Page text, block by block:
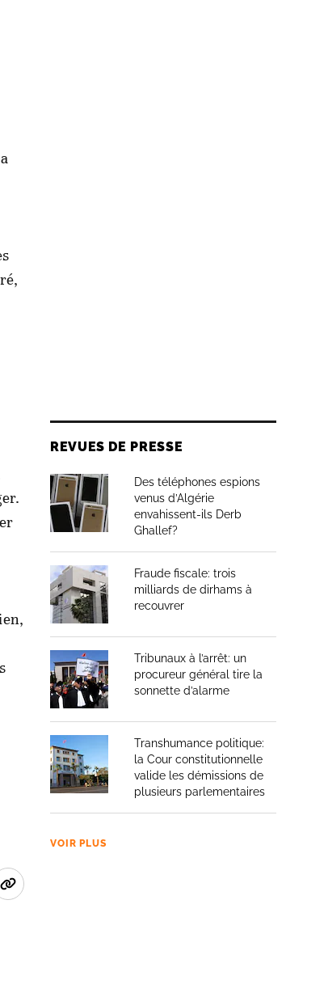
REVUES DE PRESSE
Des téléphones espions
venus d’Algérie
envahissent-ils Derb
Ghallef?
Fraude fiscale: trois
milliards de dirhams à
recouvrer
Tribunaux à l’arrêt: un
procureur général tire la
sonnette d’alarme
Transhumance politique:
la Cour constitutionnelle
valide les démissions de
plusieurs parlementaires
VOIR PLUS